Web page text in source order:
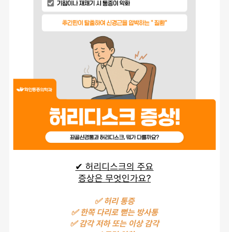
✔ 허리디스크의 주요
증상은 무엇인가요?
✅ 허리 통증
✅ 한쪽 다리로 뻗는 방사통
✅ 감각 저하 또는 이상 감각